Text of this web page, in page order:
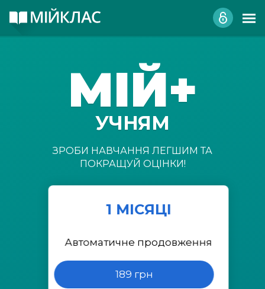
МІЙ+
УЧНЯМ
ЗРОБИ НАВЧАННЯ ЛЕГШИМ ТА
ПОКРАЩУЙ ОЦІНКИ!
1 МІСЯЦІ
Автоматичне продовження
189 грн